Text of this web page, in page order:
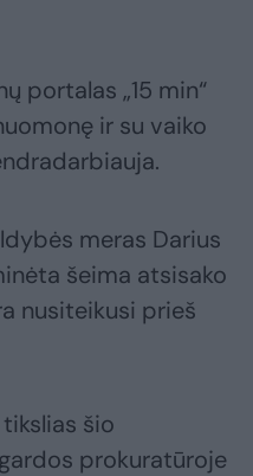
portalas „15 min“
ir su vaiko
meras Darius
šeima atsisako
nusiteikusi prieš
šio
prokuratūroje